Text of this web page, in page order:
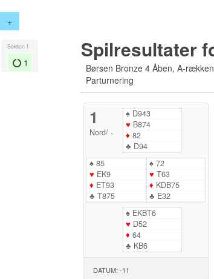
+
Sektion 1
1
Spilresultater
Børsen Bronze 4 Åben, A-rækken
Parturnering
1
Nord/-
♠D943
♥ B874
♦ 82
♣ D94
♠ 85
♥ EK9
♦ ET93
♣ T875
♠72
♥ T63
♦ KDB75
♣ E32
♠EKBT6
♥ D52
♦ 64
♣ KB6
DATUM: -11